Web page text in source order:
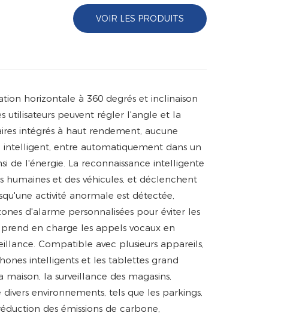
VOIR LES PRODUITS
horizontale à 360 degrés et inclinaison
utilisateurs peuvent régler l'angle et la
intégrés à haut rendement, aucune
entre automatiquement dans un
de l'énergie. La reconnaissance intelligente
et des véhicules, et déclenchent
activité anormale est détectée,
d'alarme personnalisées pour éviter les
en charge les appels vocaux en
Compatible avec plusieurs appareils,
intelligents et les tablettes grand
la surveillance des magasins,
environnements, tels que les parkings,
des émissions de carbone,